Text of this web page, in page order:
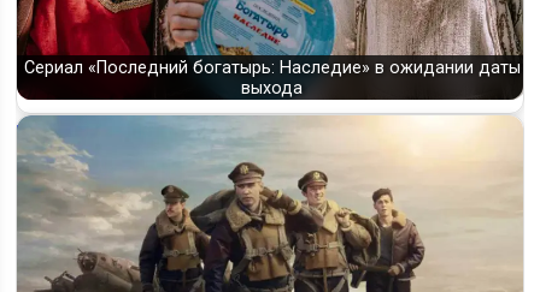
Сериал «Последний богатырь: Наследие» в ожидании даты
выхода